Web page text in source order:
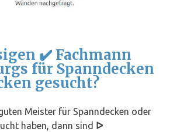
✔️ Fachmann
für Spanndecken
gesucht?
Meister für Spanndecken oder
haben, dann sind ᐅ